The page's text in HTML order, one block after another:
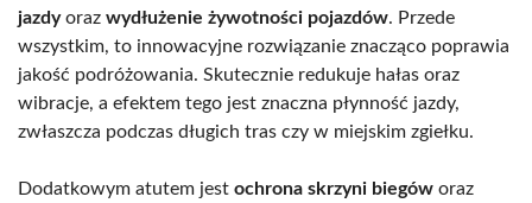
jazdyoraz wydłużenie żywotności pojazdów. Przede
wszystkim, to innowacyjne rozwiązanie znacząco poprawia
jakość podróżowania. Skutecznie redukuje hałas oraz
wibracje, a efektem tego jest znaczna płynność jazdy,
zwłaszcza podczas długich tras czy w miejskim zgiełku.
Dodatkowym atutem jest ochrona skrzyni biegów oraz